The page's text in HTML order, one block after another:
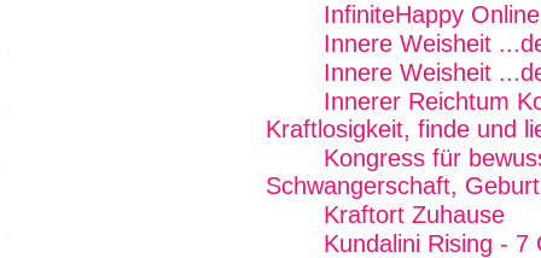
InfiniteHappy
Innere Weisheit
Innere Weisheit
Innerer Reichtum
Kraftlosigkeit, finde und
Kongress für
Schwangerschaft,
Kraftort Zuhause
Kundalini Rising - 7